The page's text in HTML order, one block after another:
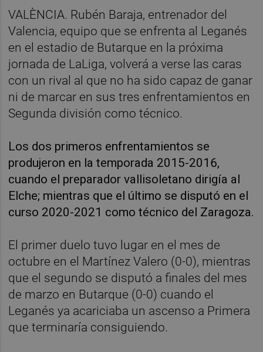
VALÈNCIA. Rubén Baraja, entrenador del
Valencia, equipo que se enfrenta al Leganés
en el estadio de Butarque en la próxima
jornada de LaLiga, volverá a verse las caras
con un rival al que no ha sido capaz de ganar
ni de marcar en sus tres enfrentamientos en
Segunda división como técnico.
Los dos primeros enfrentamientos se
produjeron en la temporada 2015-2016,
cuando el preparador vallisoletano dirigía al
Elche; mientras que el último se disputó en el
curso 2020-2021 como técnico del Zaragoza.
El primer duelo tuvo lugar en el mes de
octubre en el Martínez Valero (0-0), mientras
que el segundo se disputó a finales del mes
de marzo en Butarque (0-0) cuando el
Leganés ya acariciaba un ascenso a Primera
que terminaría consiguiendo.